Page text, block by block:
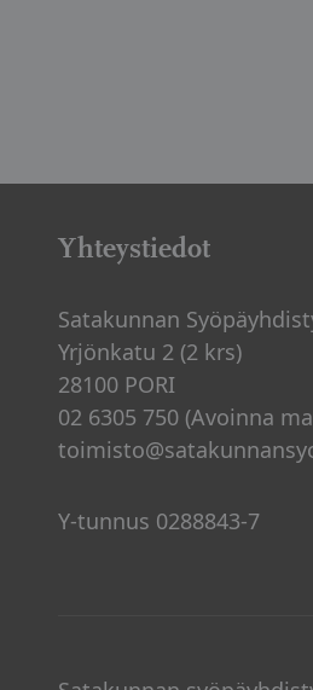
Yhteystiedot
Satakunnan
Yrjönkatu 2 (2 krs)
28100 PORI
02 6305 750 (Avoinna
Y-tunnus 0288843-7